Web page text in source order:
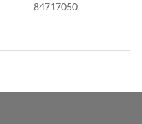
84717050